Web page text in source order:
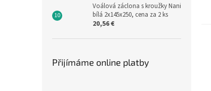
Voálová záclona s kroužky Nani
bílá 2x145x250, cena za 2 ks
20,56 €
Přijímáme online platby